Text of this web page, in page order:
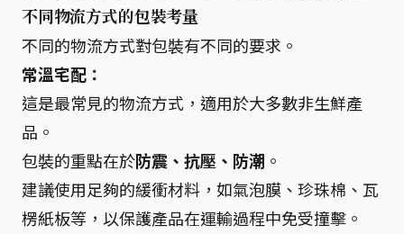
不同物流方式的包裝考量
不同的物流方式對包裝有不同的要求。
常溫宅配：
這是最常見的物流方式，適用於大多數非生鮮產
品。
包裝的重點在於防震、抗壓、防潮 。
建議使用足夠的緩衝材料，如氣泡膜、珍珠棉、瓦
楞紙板等，以保護產品在運輸過程中免受撞擊。